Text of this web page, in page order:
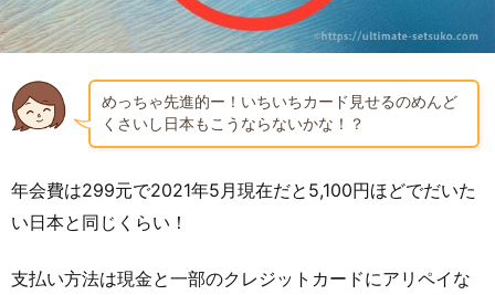
めっちゃ先進的ー！いちいちカード見せるのめんど
くさいし日本もこうならないかな！？
年会費は299元で2021年5月現在だと5,100円ほどでだいた
い日本と同じくらい！
支払い方法は現金と一部のクレジットカードにアリペイな